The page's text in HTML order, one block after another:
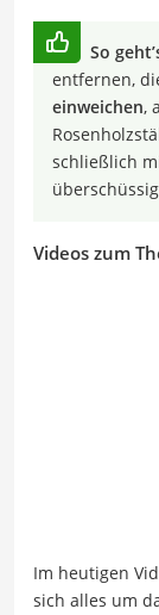
So
entfernen,
einweichen,
schließlich
Videos zum
Im heutigen
sich alles um